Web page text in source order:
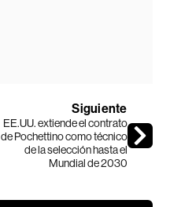
Siguiente
EE.UU. extiende el contrato
de Pochettino como técnico
de la selección hasta el
Mundial de 2030